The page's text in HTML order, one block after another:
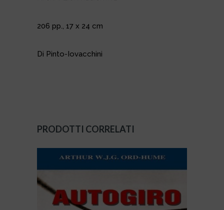
206 pp., 17 x 24 cm
Di Pinto-Iovacchini
PRODOTTI CORRELATI